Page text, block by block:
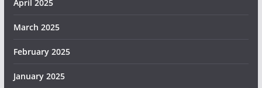
April 2025
March 2025
February 2025
January 2025